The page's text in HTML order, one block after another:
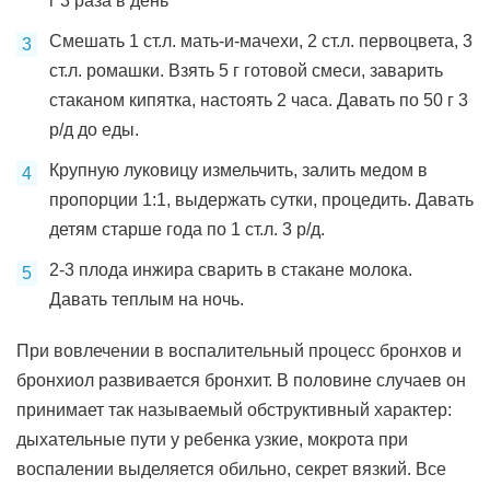
Смешать 1 ст.л. мать-и-мачехи, 2 ст.л. первоцвета, 3
ст.л. ромашки. Взять 5 г готовой смеси, заварить
стаканом кипятка, настоять 2 часа. Давать по 50 г 3
р/д до еды.
Крупную луковицу измельчить, залить медом в
пропорции 1:1, выдержать сутки, процедить. Давать
детям старше года по 1 ст.л. 3 р/д.
2-3 плода инжира сварить в стакане молока.
Давать теплым на ночь.
При вовлечении в воспалительный процесс бронхов и
бронхиол развивается бронхит. В половине случаев он
принимает так называемый обструктивный характер:
дыхательные пути у ребенка узкие, мокрота при
воспалении выделяется обильно, секрет вязкий. Все